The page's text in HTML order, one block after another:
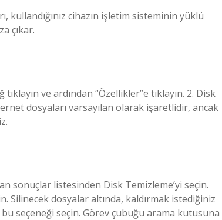
kullandığınız cihazın işletim sisteminin yüklü
çıkar.
ve ardından “Özellikler”e tıklayın. 2. Disk
dosyaları varsayılan olarak işaretlidir, ancak
sonuçlar listesinden Disk Temizleme’yi seçin.
Silinecek dosyalar altında, kaldırmak istediğiniz
seçeneği seçin. Görev çubuğu arama kutusuna